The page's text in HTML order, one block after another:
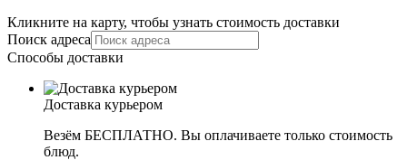
Кликните на карту, чтобы узнать стоимость доставки
Поиск адреса
Способы доставки
Доставка курьером
Везём БЕСПЛАТНО. Вы оплачиваете только стоимость
блюд.